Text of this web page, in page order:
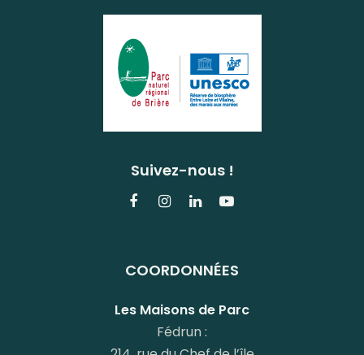
Suivez-nous !
Lien
le
Facebook
Lien
le
Instagram
Lien
le
Linkedin
Lien
la
Youtube
COORDONNÉES
Les Maisons de Parc
Fédrun :